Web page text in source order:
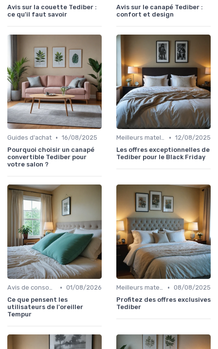
Avis sur la couette Tediber :
ce qu'il faut savoir
Avis sur le canapé Tediber :
confort et design
Guides d'achat • 16/08/2025
Pourquoi choisir un canapé
convertible Tediber pour
votre salon ?
Meilleurs matelas de l'année • 12/08/2025
Les offres exceptionnelles de
Tediber pour le Black Friday
Avis de consommateurs • 01/08/2026
Ce que pensent les
utilisateurs de l'oreiller
Tempur
Meilleurs matelas de l'année • 08/08/2025
Profitez des offres exclusives
Tediber